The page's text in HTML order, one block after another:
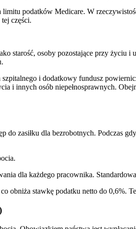
podatków Medicare. W
części.
starość, osoby pozostające przy życiu
i dodatkowy fundusz
i innych osób niepełnosprawnych.
zasiłku dla bezrobotnych. Podczas
dla każdego pracownika.
obniża stawkę podatku netto do 0,6%.